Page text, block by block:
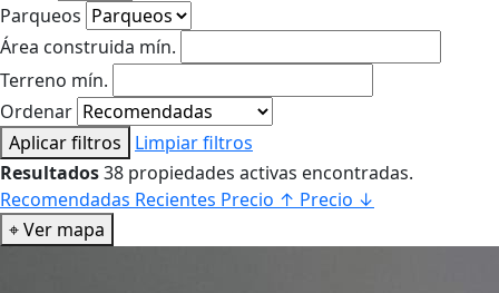
Parqueos
Área construida mín.
Terreno mín.
Ordenar
Aplicar filtros
Limpiar filtros
Resultados38 propiedades activas encontradas.
Recomendadas Recientes Precio ↑ Precio ↓
⌖Ver mapa